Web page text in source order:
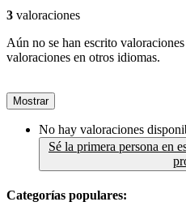
3 valoraciones
Aún no se han escrito
valoraciones en otros idiomas.
Mostrar
No hay valoraciones
Sé la primera persona en
Categorías populares: